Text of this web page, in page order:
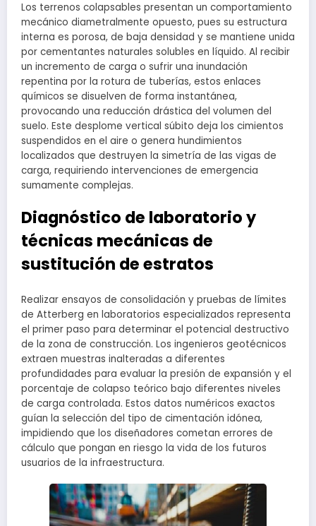
Los terrenos colapsables presentan un comportamiento
mecánico diametralmente opuesto, pues su estructura
interna es porosa, de baja densidad y se mantiene unida
por cementantes naturales solubles en líquido. Al recibir
un incremento de carga o sufrir una inundación
repentina por la rotura de tuberías, estos enlaces
químicos se disuelven de forma instantánea,
provocando una reducción drástica del volumen del
suelo. Este desplome vertical súbito deja los cimientos
suspendidos en el aire o genera hundimientos
localizados que destruyen la simetría de las vigas de
carga, requiriendo intervenciones de emergencia
sumamente complejas.
Diagnóstico de laboratorio y
técnicas mecánicas de
sustitución de estratos
Realizar ensayos de consolidación y pruebas de límites
de Atterberg en laboratorios especializados representa
el primer paso para determinar el potencial destructivo
de la zona de construcción. Los ingenieros geotécnicos
extraen muestras inalteradas a diferentes
profundidades para evaluar la presión de expansión y el
porcentaje de colapso teórico bajo diferentes niveles
de carga controlada. Estos datos numéricos exactos
guían la selección del tipo de cimentación idónea,
impidiendo que los diseñadores cometan errores de
cálculo que pongan en riesgo la vida de los futuros
usuarios de la infraestructura.